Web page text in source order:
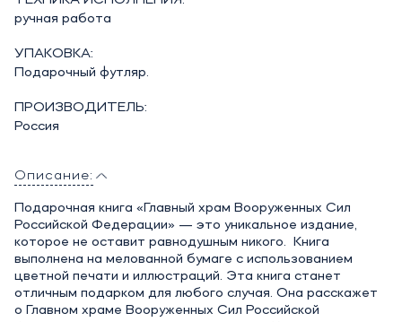
ручная работа
УПАКОВКА:
Подарочный футляр.
ПРОИЗВОДИТЕЛЬ:
Россия
Описание:
Подарочная книга «Главный храм Вооруженных Сил
Российской Федерации» — это уникальное издание,
которое не оставит равнодушным никого. Книга
выполнена на мелованной бумаге с использованием
цветной печати и иллюстраций. Эта книга станет
отличным подарком для любого случая. Она расскажет
о Главном храме Вооруженных Сил Российской